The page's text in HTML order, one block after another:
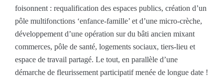
foisonnent : requalification des espaces publics, création d’un
pôle multifonctions ‘enfance-famille’ et d’une micro-crèche,
développement d’une opération sur du bâti ancien mixant
commerces, pôle de santé, logements sociaux, tiers-lieu et
espace de travail partagé. Le tout, en parallèle d’une
démarche de fleurissement participatif menée de longue date !